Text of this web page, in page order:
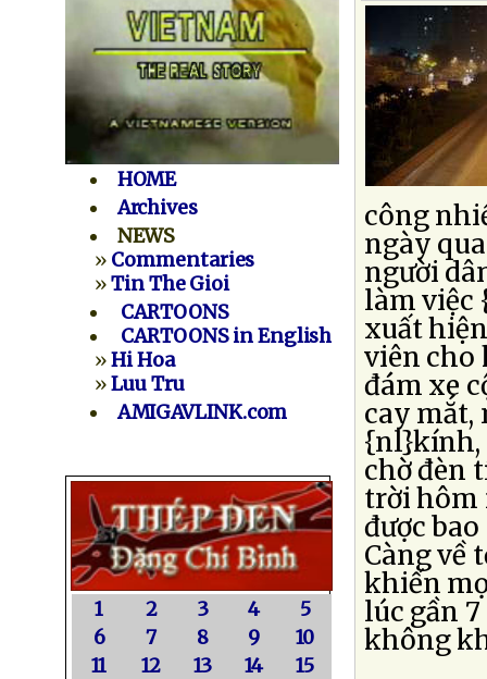
HOME
Archives
NEWS
» Commentaries
»Tin The Gioi
CARTOONS
CARTOONS in English
»Hi Hoa
»Luu Tru
AMIGAVLINK.com
1 2 3 4
5
6
7 8 9
10
11
12 13 14
15
công
ngày
người
làm việc
xuất
viên cho
đám xe
cay mắt,
{nl}kính,
chờ đèn
trời hôm
được
Càng về
khiến
lúc gần
không